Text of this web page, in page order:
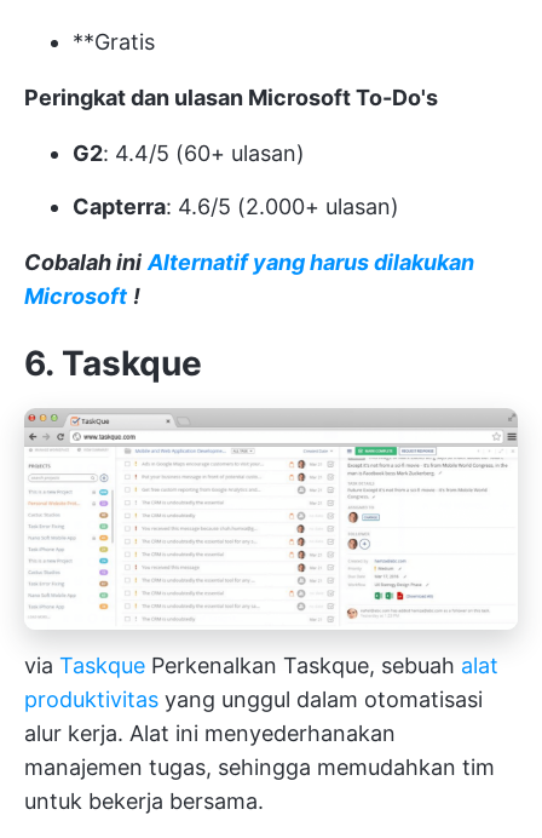
**Gratis
Peringkat dan ulasan Microsoft To-Do's
G2: 4.4/5 (60+ ulasan)
Capterra: 4.6/5 (2.000+ ulasan)
Cobalah ini Alternatif yang harus dilakukan
Microsoft !
6. Taskque
via Taskque Perkenalkan Taskque, sebuah alat
produktivitas yang unggul dalam otomatisasi
alur kerja. Alat ini menyederhanakan
manajemen tugas, sehingga memudahkan tim
untuk bekerja bersama.